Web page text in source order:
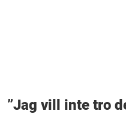
”Jag vill inte tro